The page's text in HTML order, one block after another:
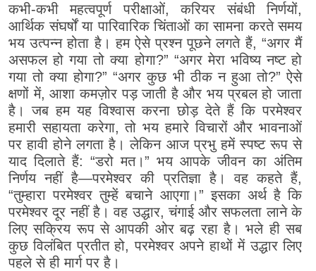
कभी-कभी महत्वपूर्ण परीक्षाओं, करियर संबंधी निर्णयों,
आर्थिक संघर्षों या पारिवारिक चिंताओं का सामना करते समय
भय उत्पन्न होता है। हम ऐसे प्रश्न पूछने लगते हैं, “अगर मैं
असफल हो गया तो क्या होगा?” “अगर मेरा भविष्य नष्ट हो
गया तो क्या होगा?” “अगर कुछ भी ठीक न हुआ तो?” ऐसे
क्षणों में, आशा कमज़ोर पड़ जाती है और भय प्रबल हो जाता
है। जब हम यह विश्वास करना छोड़ देते हैं कि परमेश्वर
हमारी सहायता करेगा, तो भय हमारे विचारों और भावनाओं
पर हावी होने लगता है। लेकिन आज प्रभु हमें स्पष्ट रूप से
याद दिलाते हैं: “डरो मत।” भय आपके जीवन का अंतिम
निर्णय नहीं है—परमेश्वर की प्रतिज्ञा है। वह कहते हैं,
“तुम्हारा परमेश्वर तुम्हें बचाने आएगा।” इसका अर्थ है कि
परमेश्वर दूर नहीं है। वह उद्धार, चंगाई और सफलता लाने के
लिए सक्रिय रूप से आपकी ओर बढ़ रहा है। भले ही सब
कुछ विलंबित प्रतीत हो, परमेश्वर अपने हाथों में उद्धार लिए
पहले से ही मार्ग पर है।